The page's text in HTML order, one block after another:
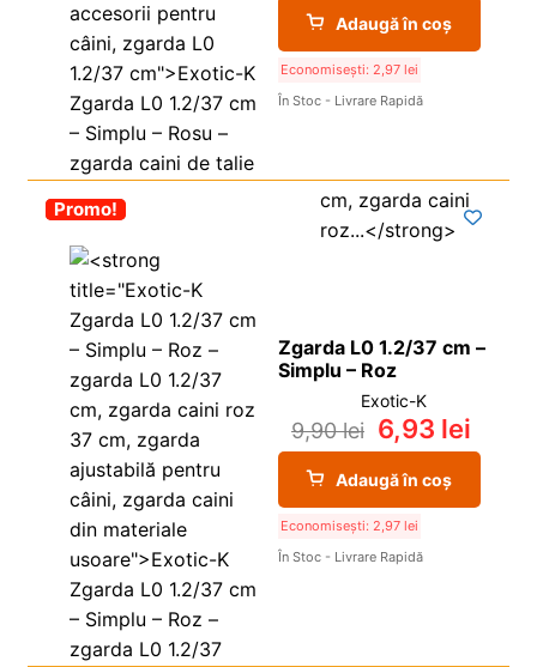
Adaugă în coș
Economisești: 2,97 lei
În Stoc - Livrare Rapidă
-30%
Promo!
Zgarda L0 1.2/37 cm –
Simplu – Roz
Exotic-K
9,90lei 6,93 lei
Adaugă în coș
Economisești: 2,97 lei
În Stoc - Livrare Rapidă